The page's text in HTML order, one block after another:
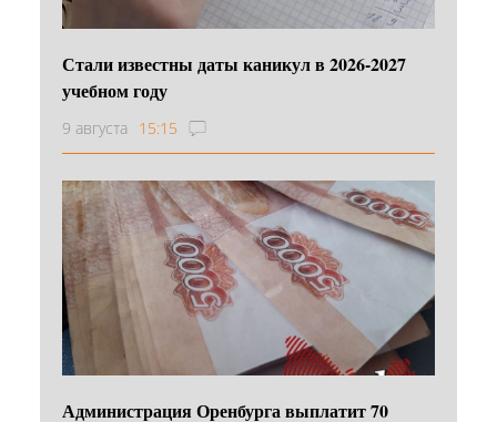
Стали известны даты каникул в 2026-2027
учебном году
9 августа 15:15
Администрация Оренбурга выплатит 70